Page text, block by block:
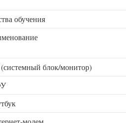
обучения
блок/монитор)